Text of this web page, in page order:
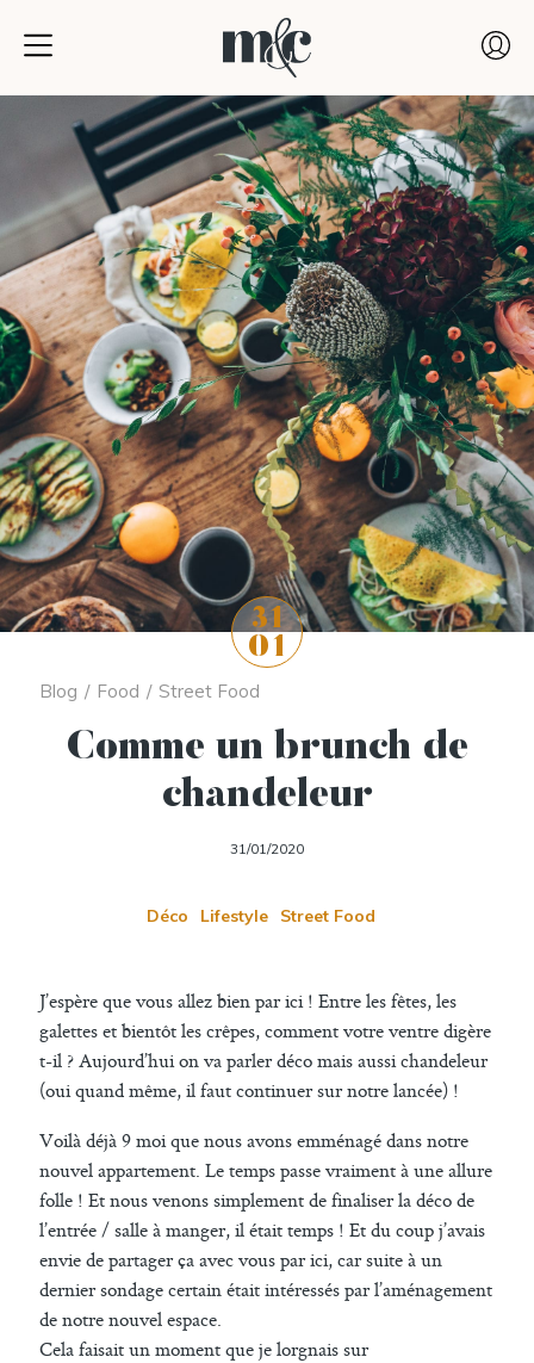
31
01
Blog / Food / Street Food
Comme un brunch de
chandeleur
31/01/2020
Déco Lifestyle Street Food
J’espère que vous allez bien par ici ! Entre les fêtes, les
galettes et bientôt les crêpes, comment votre ventre digère
t-il ? Aujourd’hui on va parler déco mais aussi chandeleur
(oui quand même, il faut continuer sur notre lancée) !
Voilà déjà 9 moi que nous avons emménagé dans notre
nouvel appartement. Le temps passe vraiment à une allure
folle ! Et nous venons simplement de finaliser la déco de
l’entrée / salle à manger, il était temps ! Et du coup j’avais
envie de partager ça avec vous par ici, car suite à un
dernier sondage certain était intéressés par l’aménagement
de notre nouvel espace.
Cela faisait un moment que je lorgnais sur